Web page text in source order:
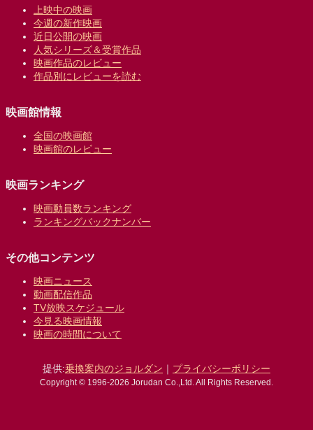
上映中の映画
今週の新作映画
近日公開の映画
人気シリーズ＆受賞作品
映画作品のレビュー
作品別にレビューを読む
映画館情報
全国の映画館
映画館のレビュー
映画ランキング
映画動員数ランキング
ランキングバックナンバー
その他コンテンツ
映画ニュース
動画配信作品
TV放映スケジュール
今見る映画情報
映画の時間について
提供:乗換案内のジョルダン ｜ プライバシーポリシー
Copyright © 1996-2026 Jorudan Co.,Ltd. All Rights Reserved.